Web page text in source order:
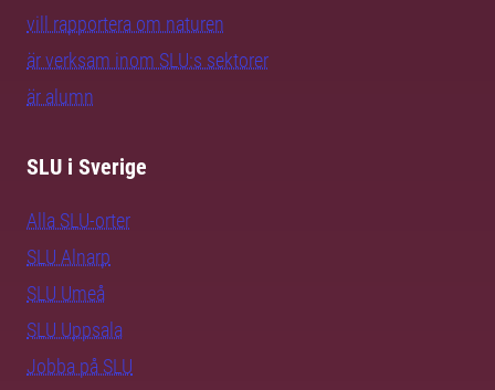
vill rapportera om naturen
är verksam inom SLU:s sektorer
är alumn
SLU i Sverige
Alla SLU-orter
SLU Alnarp
SLU Umeå
SLU Uppsala
Jobba på SLU